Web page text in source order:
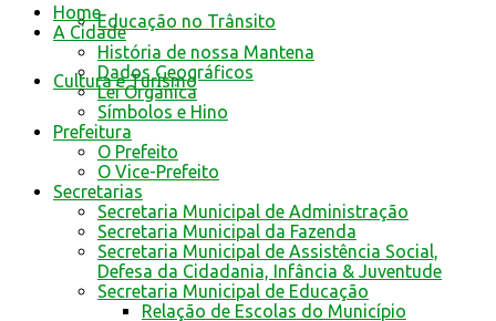
Educação no Trânsito
Cultura e Turismo
Home
A Cidade
História de nossa Mantena
Dados Geográficos
Lei Orgânica
Símbolos e Hino
Prefeitura
O Prefeito
O Vice-Prefeito
Secretarias
Secretaria Municipal de Administração
Secretaria Municipal da Fazenda
Secretaria Municipal de Assistência Social,
Defesa da Cidadania, Infância & Juventude
Secretaria Municipal de Educação
Relação de Escolas do Município